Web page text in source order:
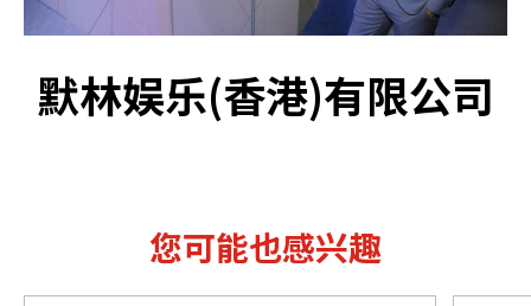
默林娱乐(香港)有限公司
您可能也感兴趣